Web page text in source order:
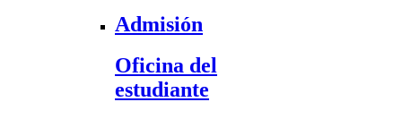
Admisión
Oficina del
estudiante